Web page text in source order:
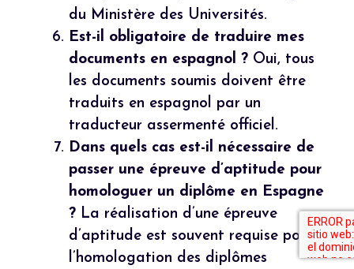
du Ministère des Universités.
Est-il obligatoire de traduire mes
documents en espagnol ? Oui, tous
les documents soumis doivent être
traduits en espagnol par un
traducteur assermenté officiel.
Dans quels cas est-il nécessaire de
passer une épreuve d’aptitude pour
homologuer un diplôme en Espagne
? La réalisation d’une épreuve
d’aptitude est souvent requise pour
l’homologation des diplômes